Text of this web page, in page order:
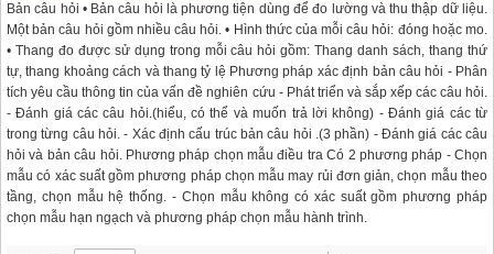
Bản câu hỏi • Bản câu hỏi là phương tiện dùng để đo lường và thu thập dữ liệu.
Một bản câu hỏi gồm nhiều câu hỏi. • Hình thức của mỗi câu hỏi: đóng hoặc mo.
• Thang đo được sử dụng trong mỗi câu hỏi gồm: Thang danh sách, thang thứ
tự, thang khoảng cách và thang tỷ lệ Phương pháp xác định bản câu hỏi - Phân
tích yêu cầu thông tin của vấn đề nghiên cứu - Phát triển và sắp xếp các câu hỏi.
- Đánh giá các câu hỏi.(hiểu, có thể và muốn trả lời không) - Đánh giá các từ
trong từng câu hỏi. - Xác định cấu trúc bản câu hỏi .(3 phần) - Đánh giá các câu
hỏi và bản câu hỏi. Phương pháp chọn mẫu điều tra Có 2 phương pháp - Chọn
mẫu có xác suất gồm phương pháp chọn mẫu may rủi đơn giản, chọn mẫu theo
tầng, chọn mẫu hệ thống. - Chọn mẫu không có xác suất gồm phương pháp
chọn mẫu hạn ngạch và phương pháp chọn mẫu hành trình.